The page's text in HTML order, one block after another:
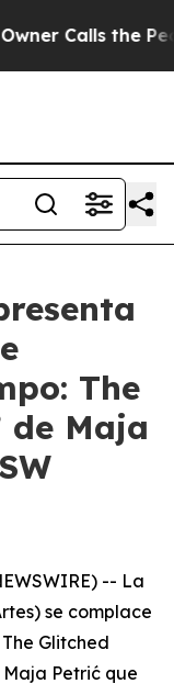
Calls the
The
de Maja
-- La
se complace
Glitched
Petrić que